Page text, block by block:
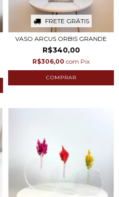
FRETE GRÁTIS
VASO ARCUS ORBIS GRANDE
R$340,00
R$306,00 com Pix